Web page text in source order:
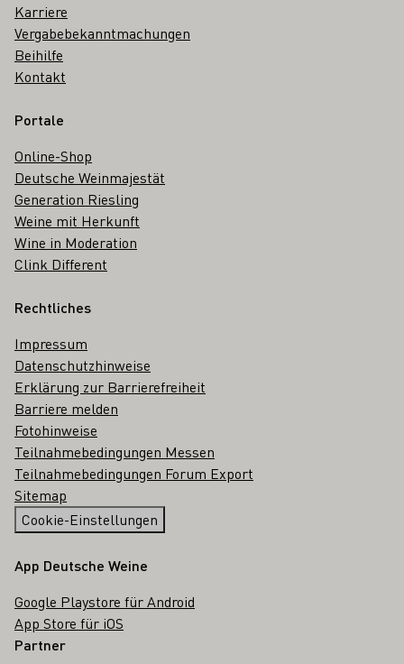
Karriere
Vergabebekanntmachungen
Beihilfe
Kontakt
Portale
Online-Shop
Deutsche Weinmajestät
Generation Riesling
Weine mit Herkunft
Wine in Moderation
Clink Different
Rechtliches
Impressum
Datenschutzhinweise
Erklärung zur Barrierefreiheit
Barriere melden
Fotohinweise
Teilnahmebedingungen Messen
Teilnahmebedingungen Forum Export
Sitemap
Cookie-Einstellungen
App Deutsche Weine
Google Playstore für Android
App Store für iOS
Partner